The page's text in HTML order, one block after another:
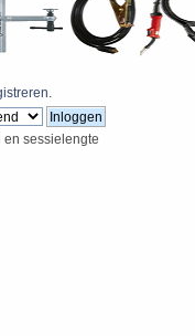
.
en sessielengte